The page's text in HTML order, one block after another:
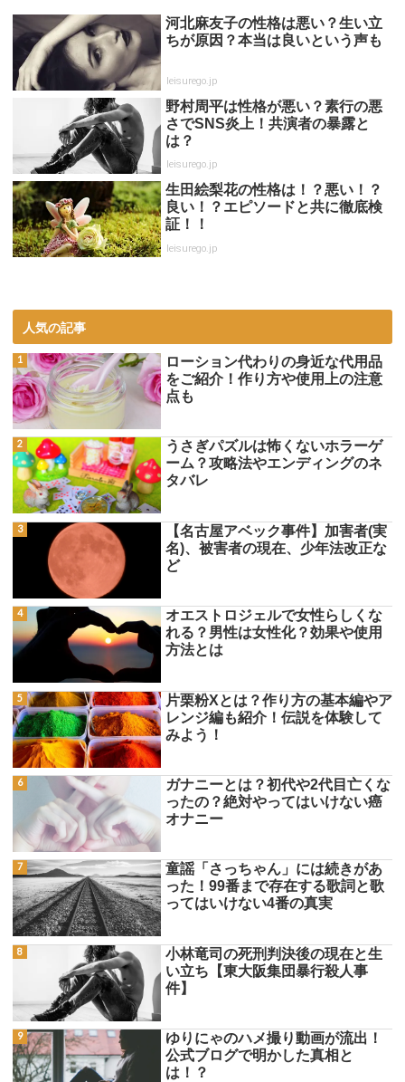
河北麻友子の性格は悪い？生い立
ちが原因？本当は良いという声も
leisurego.jp
野村周平は性格が悪い？素行の悪
さでSNS炎上！共演者の暴露と
は？
leisurego.jp
生田絵梨花の性格は！？悪い！？
良い！？エピソードと共に徹底検
証！！
leisurego.jp
人気の記事
ローション代わりの身近な代用品
をご紹介！作り方や使用上の注意
点も
うさぎパズルは怖くないホラーゲ
ーム？攻略法やエンディングのネ
タバレ
【名古屋アベック事件】加害者(実
名)、被害者の現在、少年法改正な
ど
オエストロジェルで女性らしくな
れる？男性は女性化？効果や使用
方法とは
片栗粉Xとは？作り方の基本編やア
レンジ編も紹介！伝説を体験して
みよう！
ガナニーとは？初代や2代目亡くな
ったの？絶対やってはいけない癌
オナニー
童謡「さっちゃん」には続きがあ
った！99番まで存在する歌詞と歌
ってはいけない4番の真実
小林竜司の死刑判決後の現在と生
い立ち【東大阪集団暴行殺人事
件】
ゆりにゃのハメ撮り動画が流出！
公式ブログで明かした真相と
は！？